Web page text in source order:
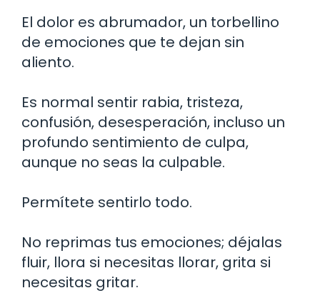
El dolor es abrumador, un torbellino
de emociones que te dejan sin
aliento.
Es normal sentir rabia, tristeza,
confusión, desesperación, incluso un
profundo sentimiento de culpa,
aunque no seas la culpable.
Permítete sentirlo todo.
No reprimas tus emociones; déjalas
fluir, llora si necesitas llorar, grita si
necesitas gritar.